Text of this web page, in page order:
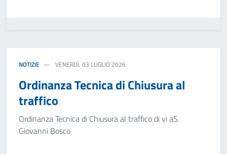
NOTIZIE VENERDÌ, 03 LUGLIO 2026
Ordinanza Tecnica di Chiusura al
traffico
Ordinanza Tecnica di Chiusura al traffico di vi aS.
Giovanni Bosco